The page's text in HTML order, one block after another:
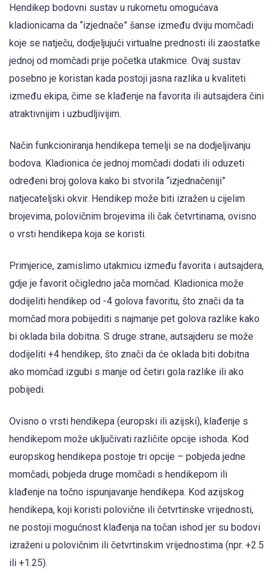
Hendikep bodovni sustav u rukometu omogućava
kladionicama da “izjednače” šanse između dviju momčadi
koje se natječu, dodjeljujući virtualne prednosti ili zaostatke
jednoj od momčadi prije početka utakmice. Ovaj sustav
posebno je koristan kada postoji jasna razlika u kvaliteti
između ekipa, čime se klađenje na favorita ili autsajdera čini
atraktivnijim i uzbudljivijim.
Način funkcioniranja hendikepa temelji se na dodjeljivanju
bodova. Kladionica će jednoj momčadi dodati ili oduzeti
određeni broj golova kako bi stvorila “izjednačeniji”
natjecateljski okvir. Hendikep može biti izražen u cijelim
brojevima, polovičnim brojevima ili čak četvrtinama, ovisno
o vrsti hendikepa koja se koristi.
Primjerice, zamislimo utakmicu između favorita i autsajdera,
gdje je favorit očigledno jača momčad. Kladionica može
dodijeliti hendikep od -4 golova favoritu, što znači da ta
momčad mora pobijediti s najmanje pet golova razlike kako
bi oklada bila dobitna. S druge strane, autsajderu se može
dodijeliti +4 hendikep, što znači da će oklada biti dobitna
ako momčad izgubi s manje od četiri gola razlike ili ako
pobijedi.
Ovisno o vrsti hendikepa (europski ili azijski), klađenje s
hendikepom može uključivati različite opcije ishoda. Kod
europskog hendikepa postoje tri opcije – pobjeda jedne
momčadi, pobjeda druge momčadi s hendikepom ili
klađenje na točno ispunjavanje hendikepa. Kod azijskog
hendikepa, koji koristi polovične ili četvrtinske vrijednosti,
ne postoji mogućnost klađenja na točan ishod jer su bodovi
izraženi u polovičnim ili četvrtinskim vrijednostima (npr. +2.5
ili +1.25).